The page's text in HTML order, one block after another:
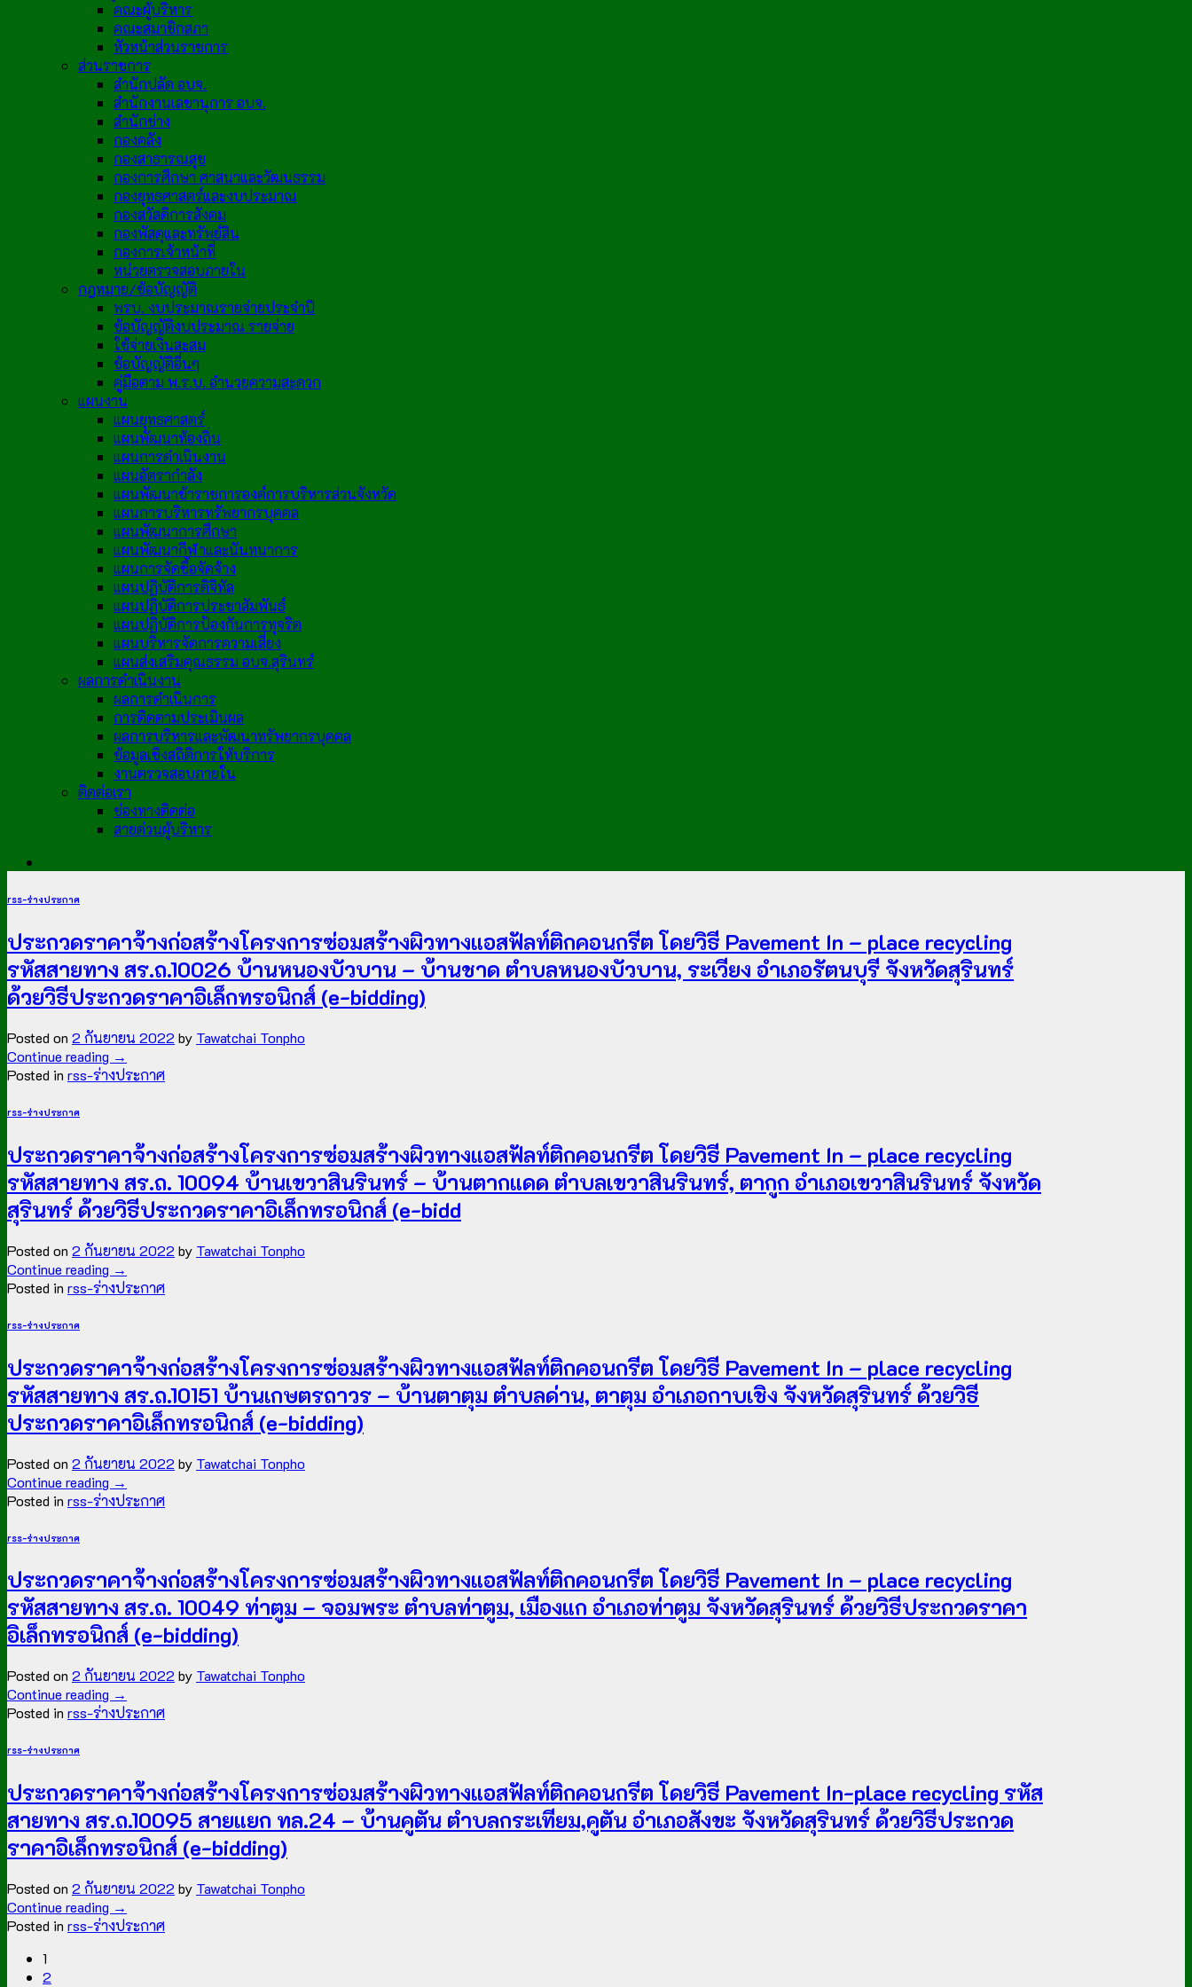
คณะผู้บริหาร
คณะสมาชิกสภา
หัวหน้าส่วนราชการ
ส่วนราชการ
สำนักปลัด อบจ.
สำนักงานเลขานุการ อบจ.
สำนักช่าง
กองคลัง
กองสาธารณสุข
กองการศึกษา ศาสนาและวัฒนธรรม
กองยุทธศาสตร์และงบประมาณ
กองสวัสดิการสังคม
กองพัสดุและทรัพย์สิน
กองการเจ้าหน้าที่
หน่วยตรวจสอบภายใน
กฎหมาย/ข้อบัญญัติ
พรบ. งบประมาณรายจ่ายประจำปี
ข้อบัญญัติงบประมาณ รายจ่าย
ใช้จ่ายเงินสะสม
ข้อบัญญัติอื่นๆ
คู่มือตาม พ.ร.บ. อำนวยความสะดวก
แผนงาน
แผนยุทธศาสตร์
แผนพัฒนาท้องถิ่น
แผนการดำเนินงาน
แผนอัตรากำลัง
แผนพัฒนาข้าราชการองค์การบริหารส่วนจังหวัด
แผนการบริหารทรัพยากรบุคคล
แผนพัฒนาการศึกษา
แผนพัฒนากีฬาและนันทนาการ
แผนการจัดซื้อจัดจ้าง
แผนปฏิบัติการดิจิทัล
แผนปฏิบัติการประชาสัมพันธ์
แผนปฏิบัติการป้องกันการทุจริต
แผนบริหารจัดการความเสี่ยง
แผนส่งเสริมคุณธรรม อบจ.สุรินทร์
ผลการดำเนินงาน
ผลการดำเนินการ
การติดตามประเมินผล
ผลการบริหารและพัฒนาทรัพยากรบุคคล
ข้อมูลเชิงสถิติการให้บริการ
งานตรวจสอบภายใน
ติดต่อเรา
ช่องทางติดต่อ
สายด่วนผู้บริหาร
rss-ร่างประกาศ
ประกวดราคาจ้างก่อสร้างโครงการซ่อมสร้างผิวทางแอสฟัลท์ติกคอนกรีต โดยวิธี Pavement In – place recycling
รหัสสายทาง สร.ถ.10026 บ้านหนองบัวบาน – บ้านชาด ตำบลหนองบัวบาน, ระเวียง อำเภอรัตนบุรี จังหวัดสุรินทร์
ด้วยวิธีประกวดราคาอิเล็กทรอนิกส์ (e-bidding)
Posted on 2 กันยายน 2022 by Tawatchai Tonpho
Continue reading →
Posted in rss-ร่างประกาศ
rss-ร่างประกาศ
ประกวดราคาจ้างก่อสร้างโครงการซ่อมสร้างผิวทางแอสฟัลท์ติกคอนกรีต โดยวิธี Pavement In – place recycling
รหัสสายทาง สร.ถ. 10094 บ้านเขวาสินรินทร์ – บ้านตากแดด ตำบลเขวาสินรินทร์, ตากูก อำเภอเขวาสินรินทร์ จังหวัด
สุรินทร์ ด้วยวิธีประกวดราคาอิเล็กทรอนิกส์ (e-bidd
Posted on 2 กันยายน 2022 by Tawatchai Tonpho
Continue reading →
Posted in rss-ร่างประกาศ
rss-ร่างประกาศ
ประกวดราคาจ้างก่อสร้างโครงการซ่อมสร้างผิวทางแอสฟัลท์ติกคอนกรีต โดยวิธี Pavement In – place recycling
รหัสสายทาง สร.ถ.10151 บ้านเกษตรถาวร – บ้านตาตุม ตำบลด่าน, ตาตุม อำเภอกาบเชิง จังหวัดสุรินทร์ ด้วยวิธี
ประกวดราคาอิเล็กทรอนิกส์ (e-bidding)
Posted on 2 กันยายน 2022 by Tawatchai Tonpho
Continue reading →
Posted in rss-ร่างประกาศ
rss-ร่างประกาศ
ประกวดราคาจ้างก่อสร้างโครงการซ่อมสร้างผิวทางแอสฟัลท์ติกคอนกรีต โดยวิธี Pavement In – place recycling
รหัสสายทาง สร.ถ. 10049 ท่าตูม – จอมพระ ตำบลท่าตูม, เมืองแก อำเภอท่าตูม จังหวัดสุรินทร์ ด้วยวิธีประกวดราคา
อิเล็กทรอนิกส์ (e-bidding)
Posted on 2 กันยายน 2022by Tawatchai Tonpho
Continue reading →
Posted in rss-ร่างประกาศ
rss-ร่างประกาศ
ประกวดราคาจ้างก่อสร้างโครงการซ่อมสร้างผิวทางแอสฟัลท์ติกคอนกรีต โดยวิธี Pavement In-place recycling รหัส
สายทาง สร.ถ.10095 สายแยก ทล.24 – บ้านคูตัน ตำบลกระเทียม,คูตัน อำเภอสังขะ จังหวัดสุรินทร์ ด้วยวิธีประกวด
ราคาอิเล็กทรอนิกส์ (e-bidding)
Posted on 2 กันยายน 2022by Tawatchai Tonpho
Continue reading →
Posted in rss-ร่างประกาศ
1
2